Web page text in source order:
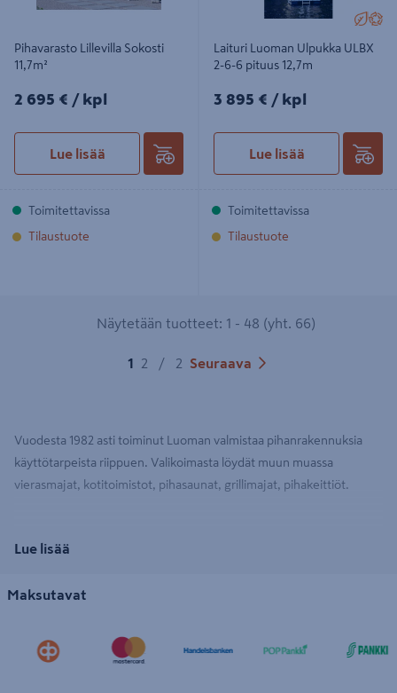
Pihavarasto Lillevilla Sokosti
11,7m²
2695€/kpl
2 695 € / kpl
Lue lisää
Toimitettavissa
Tilaustuote
Laituri Luoman Ulpukka ULBX
2-6-6 pituus 12,7m
3895€/kpl
3 895 € / kpl
Lue lisää
Toimitettavissa
Tilaustuote
Näytetään tuotteet: 1 - 48 (yht. 66)
1 2 / 2 Seuraava
Vuodesta 1982 asti toiminut Luoman valmistaa pihanrakennuksia
käyttötarpeista riippuen. Valikoimasta löydät muun muassa
vierasmajat, kotitoimistot, pihasaunat, grillimajat, pihakeittiöt.
Lue lisää
Maksutavat